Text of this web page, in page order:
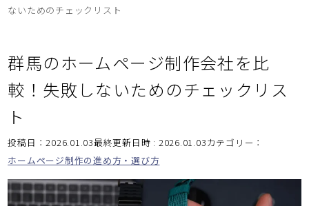
ないためのチェックリスト
群馬のホームページ制作会社を比
較！失敗しないためのチェックリス
ト
投稿日：2026.01.03最終更新日時 : 2026.01.03カテゴリー：
ホームページ制作の進め方・選び方